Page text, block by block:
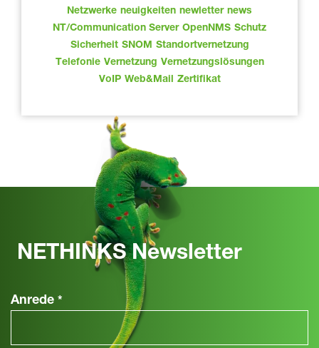
Netzwerke neuigkeiten newletter news
NT/Communication Server OpenNMS Schutz
Sicherheit SNOM Standortvernetzung
Telefonie Vernetzung Vernetzungslösungen
VoIP Web&Mail Zertifikat
NETHINKS Newsletter
Anrede *